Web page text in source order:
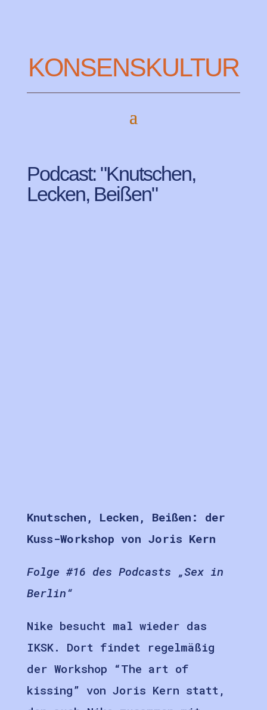
KONSENSKULTUR
Podcast: "Knutschen,
Lecken, Beißen"
Knutschen, Lecken, Beißen: der
Kuss-Workshop von Joris Kern
Folge #16 des Podcasts „Sex in
Berlin“
Nike besucht mal wieder das
IKSK. Dort findet regelmäßig
der Workshop “The art of
kissing” von Joris Kern statt,